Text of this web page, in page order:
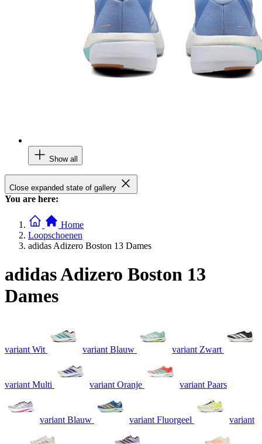
Show all
Close expanded state of gallery
You are here:
Home
Loopschoenen
adidas Adizero Boston 13 Dames
adidas Adizero Boston 13
Dames
variant Wit variant Blauw variant Zwart
variant Multi variant Oranje variant Paars
variant Blauw variant Fluorgeel variant